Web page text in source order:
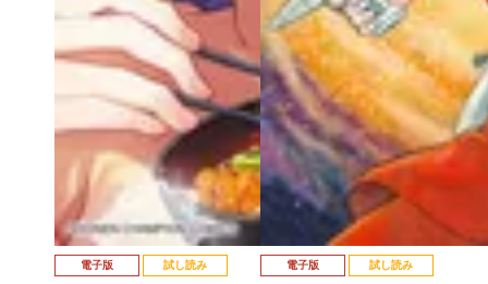
電子版 試し読み 電子版 試し読み